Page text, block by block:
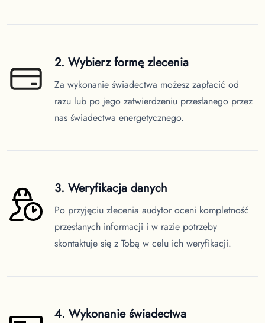
2. Wybierz formę zlecenia
Za wykonanie świadectwa możesz zapłacić od
razu lub po jego zatwierdzeniu przesłanego przez
nas świadectwa energetycznego.
3. Weryfikacja danych
Po przyjęciu zlecenia audytor oceni kompletność
przesłanych informacji i w razie potrzeby
skontaktuje się z Tobą w celu ich weryfikacji.
4. Wykonanie świadectwa